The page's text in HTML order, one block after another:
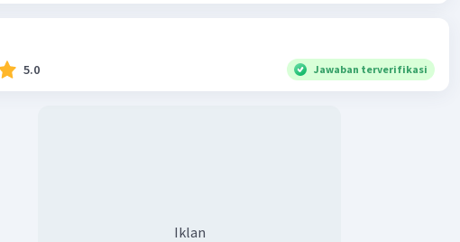
= 2(panjang.lebar + panjang.tinggi + lebar.tinggi)
5.0 Jawaban terverifikasi
Iklan